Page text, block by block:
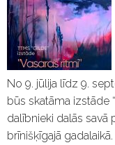
No 9. jūlija līdz 9.
būs skatāma izstāde
dalībnieki dalās savā
brīnišķīgajā gadalaikā.